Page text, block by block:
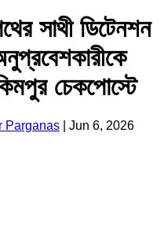
সাথী ডিটেনশন
চেকপোস্টে
Parganas Jun 6, 2026